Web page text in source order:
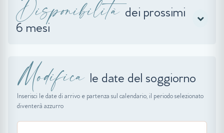
Disponibilità dei prossimi
6 mesi
Modifica le date del soggiorno
Inserisci le date di arrivo e partenza sul calendario, il periodo selezionato
diventerà azzurro